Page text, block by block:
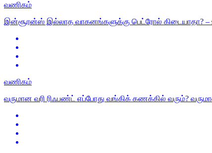
வணிகம்
இன்சூரன்ஸ் இல்லாத வாகனங்களுக்கு பெட்ரோல் கிடையாதா? –
வணிகம்
வருமான வரி ரிஃபண்ட் எப்போது வங்கிக் கணக்கில் வரும்?